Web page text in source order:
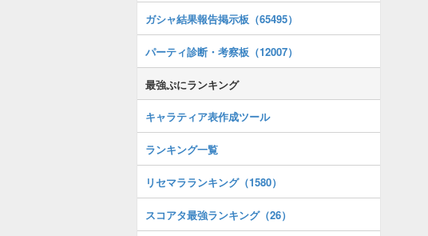
ガシャ結果報告掲示板（65495）
パーティ診断・考察板（12007）
最強ぷにランキング
キャラティア表作成ツール
ランキング一覧
リセマラランキング（1580）
スコアタ最強ランキング（26）